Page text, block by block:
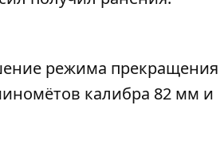
режима прекращения
калибра 82 мм и